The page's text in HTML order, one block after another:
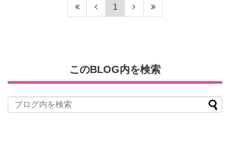
1
このBLOG内を検索